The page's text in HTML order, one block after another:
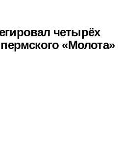
четырёх
«Молота»